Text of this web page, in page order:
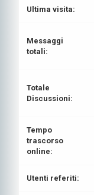
Ultima visita:
Messaggi
totali:
Totale
Discussioni:
Tempo
trascorso
online:
Utenti referiti: